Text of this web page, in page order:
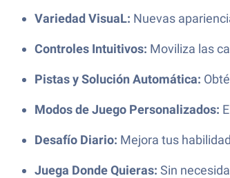
Variedad VisuaL: Nuevas
Controles Intuitivos: Moviliza las
Pistas y Solución Automática:
Modos de Juego Personalizados:
Desafío Diario: Mejora tus
Juega Donde Quieras: Sin